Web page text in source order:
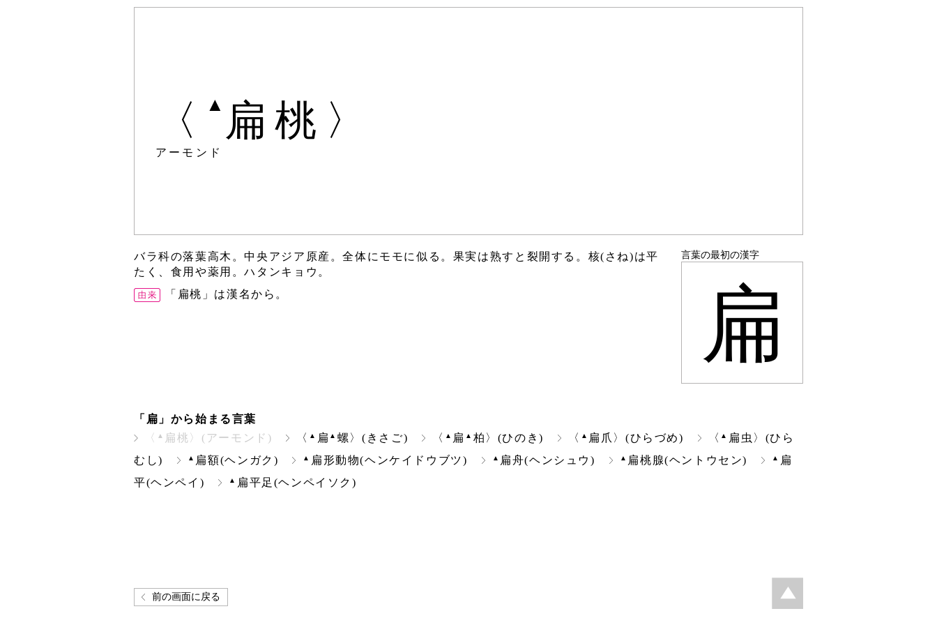
〈 ▲ 扁桃〉
アーモンド
バラ科の落葉高木。中央アジア原産。全体にモモに似る。果実は熟すと裂開する。核(さね)は平
たく、食用や薬用。ハタンキョウ。
「扁桃」は漢名から。
言葉の最初の漢字
扁
「扁」から始まる言葉
〈
▲ 扁桃〉(アーモンド) 〈 ▲ 扁 ▲ 螺〉(きさご) 〈 ▲ 扁 ▲ 柏〉(ひのき) 〈 ▲ 扁爪〉(ひらづめ) 〈 ▲ 扁虫〉(ひら
むし)
▲ 扁額(ヘンガク) ▲ 扁形動物(ヘンケイドウブツ) ▲ 扁舟(ヘンシュウ) ▲ 扁桃腺(ヘントウセン) ▲ 扁
平(ヘンペイ)
▲ 扁平足(ヘンペイソク)
前の画面に戻る